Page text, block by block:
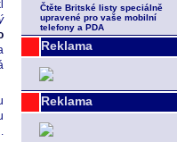
Čtěte Britské listy speciálně
upravené pro vaše mobilní
telefony a PDA
Reklama
Reklama